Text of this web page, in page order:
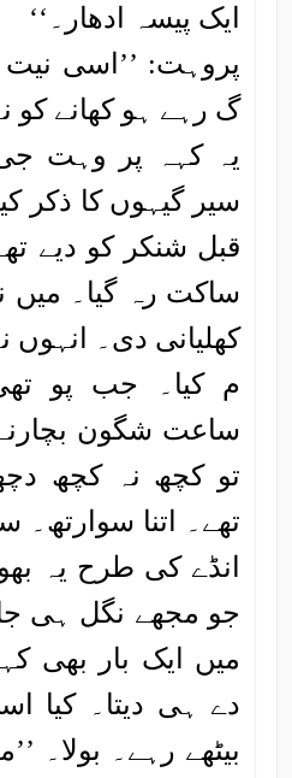
ایک پیسہ ادھار۔‘‘
پروہت: ’’اسی نیت
گ رہے ہو کھانے کو
یہ کہہ پر وہت
سیر گیہوں کا ذکر
قبل شنکر کو دیے
ساکت رہ گیا۔ میں
کھلیانی دی۔ انہوں
م کیا۔ جب پو تھی
ساعت شگون بچارنے
تو کچھ نہ کچھ
تھے۔ اتنا سوارتھ۔
انڈے کی طرح یہ
جو مجھے نگل ہی
میں ایک بار بھی
دے ہی دیتا۔
بیٹھے رہے۔ بولا۔